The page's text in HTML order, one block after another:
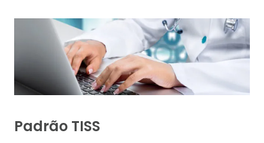
Padrão TISS